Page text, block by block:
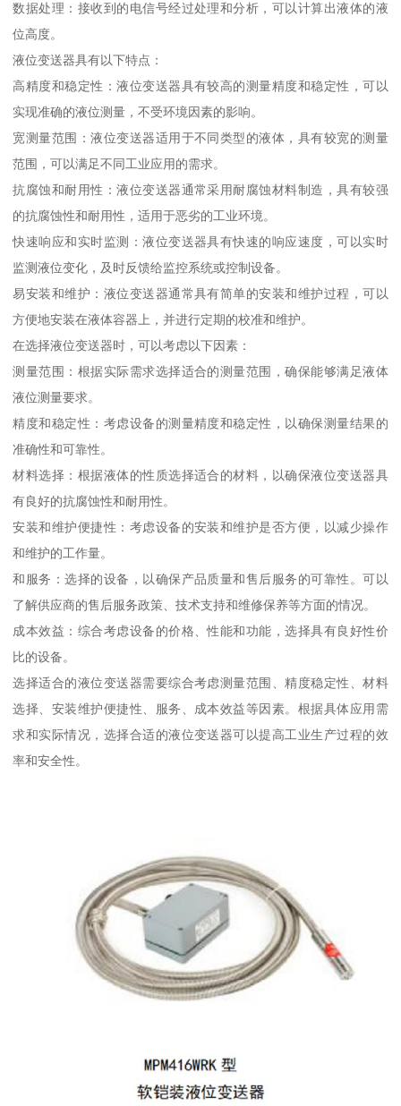
数据处理：接收到的电信号经过处理和分析，可以计算出液体的液
位高度。
液位变送器具有以下特点：
高精度和稳定性：液位变送器具有较高的测量精度和稳定性，可以
实现准确的液位测量，不受环境因素的影响。
宽测量范围：液位变送器适用于不同类型的液体，具有较宽的测量
范围，可以满足不同工业应用的需求。
抗腐蚀和耐用性：液位变送器通常采用耐腐蚀材料制造，具有较强
的抗腐蚀性和耐用性，适用于恶劣的工业环境。
快速响应和实时监测：液位变送器具有快速的响应速度，可以实时
监测液位变化，及时反馈给监控系统或控制设备。
易安装和维护：液位变送器通常具有简单的安装和维护过程，可以
方便地安装在液体容器上，并进行定期的校准和维护。
在选择液位变送器时，可以考虑以下因素：
测量范围：根据实际需求选择适合的测量范围，确保能够满足液体
液位测量要求。
精度和稳定性：考虑设备的测量精度和稳定性，以确保测量结果的
准确性和可靠性。
材料选择：根据液体的性质选择适合的材料，以确保液位变送器具
有良好的抗腐蚀性和耐用性。
安装和维护便捷性：考虑设备的安装和维护是否方便，以减少操作
和维护的工作量。
和服务：选择的设备，以确保产品质量和售后服务的可靠性。可以
了解供应商的售后服务政策、技术支持和维修保养等方面的情况。
成本效益：综合考虑设备的价格、性能和功能，选择具有良好性价
比的设备。
选择适合的液位变送器需要综合考虑测量范围、精度稳定性、材料
选择、安装维护便捷性、服务、成本效益等因素。根据具体应用需
求和实际情况，选择合适的液位变送器可以提高工业生产过程的效
率和安全性。